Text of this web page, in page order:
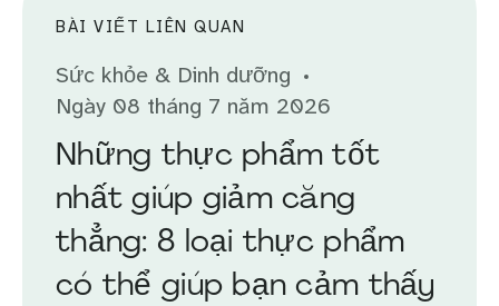
BÀI VIẾT LIÊN QUAN
Sức khỏe & Dinh dưỡng
Ngày 08 tháng 7 năm 2026
Những thực phẩm tốt
nhất giúp giảm căng
thẳng: 8 loại thực phẩm
có thể giúp bạn cảm thấy